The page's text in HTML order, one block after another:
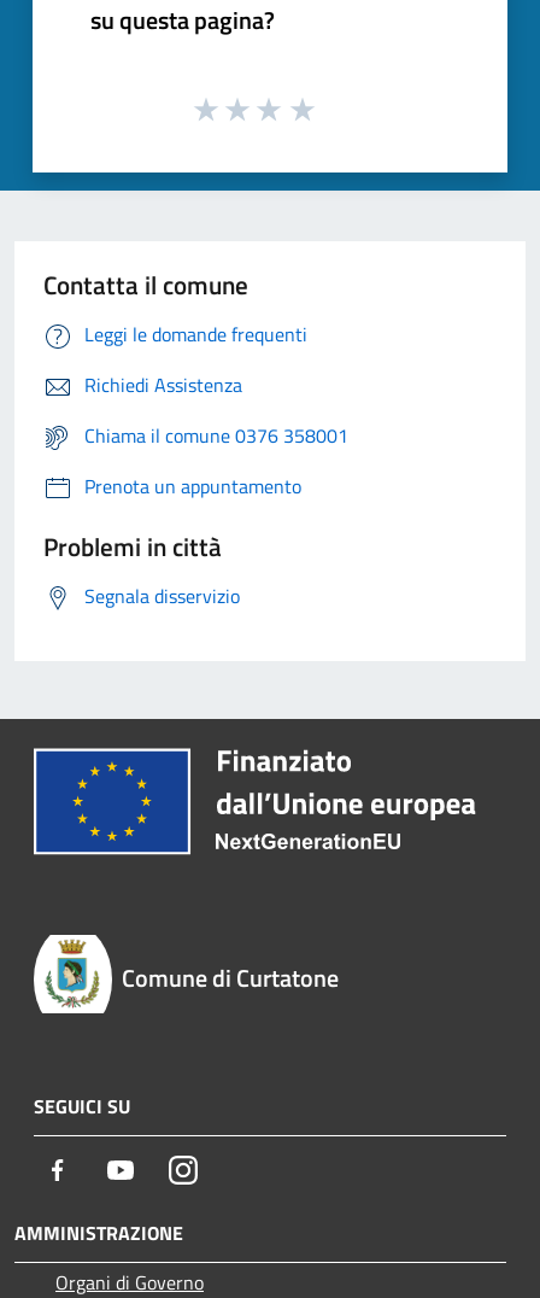
su questa pagina?
Contatta il comune
Leggi le domande frequenti
Richiedi Assistenza
Chiama il comune 0376 358001
Prenota un appuntamento
Problemi in città
Segnala disservizio
Comune di Curtatone
SEGUICI SU
Facebook YoutubeInstagram
AMMINISTRAZIONE
Organi di Governo